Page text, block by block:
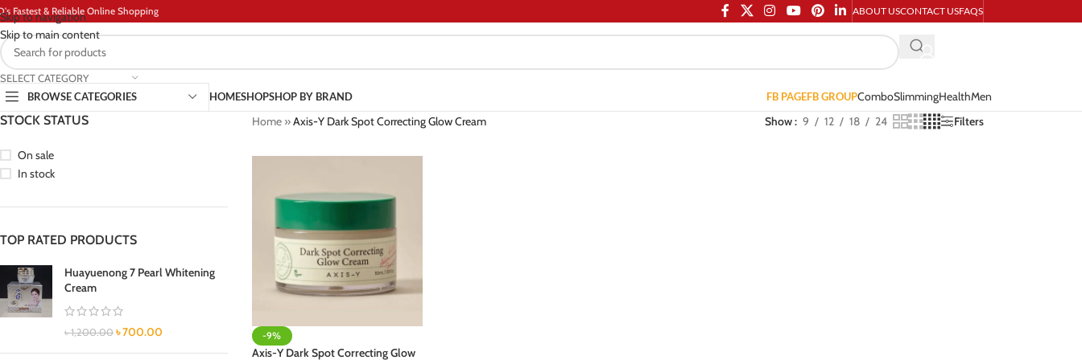
Skip to navigation
Skip to main content
Fastest & Reliable Online Shopping ABOUT USCONTACT USFAQS
SELECT CATEGORY
BROWSE CATEGORIES
HOMESHOPSHOP BY BRAND FB PAGEFB GROUPComboSlimmingHealthMen
STOCK STATUS
On sale
In stock
TOP RATED PRODUCTS
Huayuenong 7 Pearl Whitening
Cream
৳1,200.00 ৳700.00
Home»Axis-Y Dark Spot Correcting Glow Cream Show 9 12 18 24 Filters
-9%
Axis-Y Dark Spot Correcting Glow